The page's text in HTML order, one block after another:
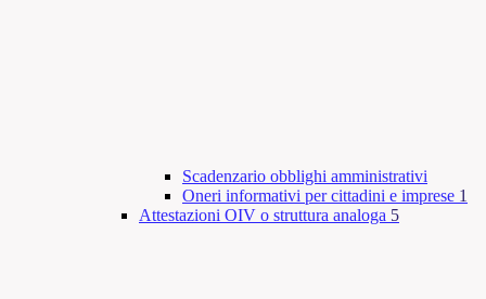
Scadenzario obblighi amministrativi
Oneri informativi per cittadini e imprese 1
Attestazioni OIV o struttura analoga 5